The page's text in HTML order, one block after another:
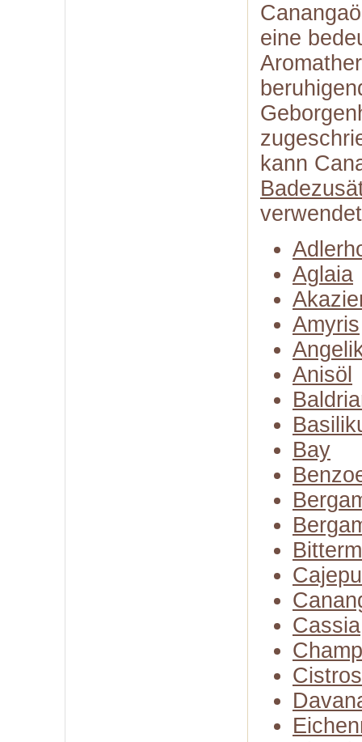
eine
kann
Aglaia
Amyris
Anisöl
Bay
Cassia